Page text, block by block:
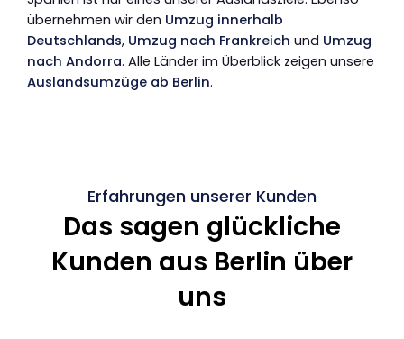
übernehmen wir den Umzug innerhalb
Deutschlands, Umzug nach Frankreich und Umzug
nach Andorra. Alle Länder im Überblick zeigen unsere
Auslandsumzüge ab Berlin.
Erfahrungen unserer Kunden
Das sagen glückliche
Kunden aus Berlin über
uns